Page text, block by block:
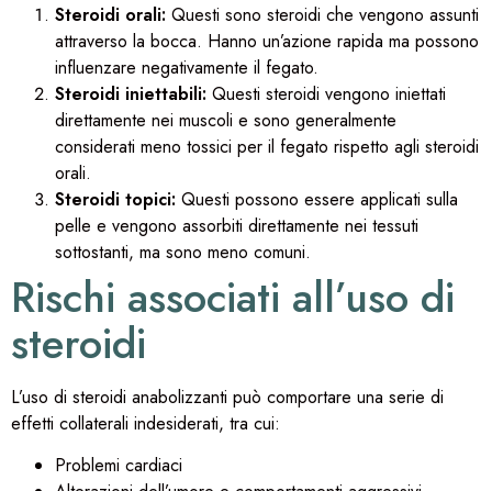
Steroidi orali: Questi sono steroidi che vengono assunti
attraverso la bocca. Hanno un’azione rapida ma possono
influenzare negativamente il fegato.
Steroidi iniettabili: Questi steroidi vengono iniettati
direttamente nei muscoli e sono generalmente
considerati meno tossici per il fegato rispetto agli steroidi
orali.
Steroidi topici: Questi possono essere applicati sulla
pelle e vengono assorbiti direttamente nei tessuti
sottostanti, ma sono meno comuni.
Rischi associati all’uso di
steroidi
L’uso di steroidi anabolizzanti può comportare una serie di
effetti collaterali indesiderati, tra cui:
Problemi cardiaci